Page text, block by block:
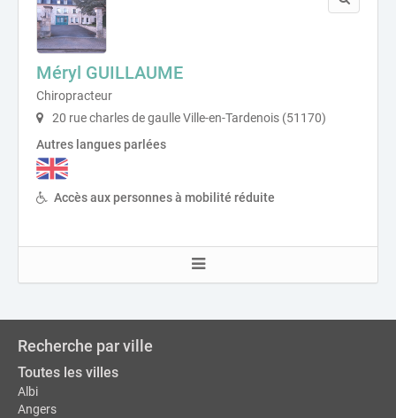
Méryl GUILLAUME
Chiropracteur
20 rue charles de gaulle Ville-en-Tardenois (51170)
Autres langues parlées
Accès aux personnes à mobilité réduite
Recherche par ville
Toutes les villes
Albi
Angers